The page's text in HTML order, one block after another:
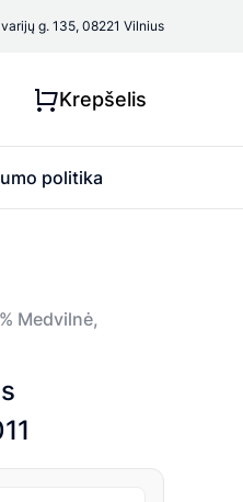
g. 135, 08221 Vilnius
Krepšelis
politika
Medvilnė,